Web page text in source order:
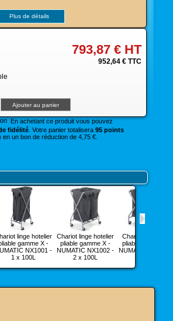
Plus de détails
793,87 €HT
952,64 €TTC
En achetant ce produit vous pouvez
fidélité . Votre panier totalisera 95 points
un bon de réduction de 4,75 €.
linge hotelier
gamme X -
NX1001 -
1 x 100L
Chariot linge hotelier
pliable gamme X -
NUMATIC NX1002 -
2 x 100L
Chariot linge hotel
pliable gamme X -
NUMATIC NX1501 -